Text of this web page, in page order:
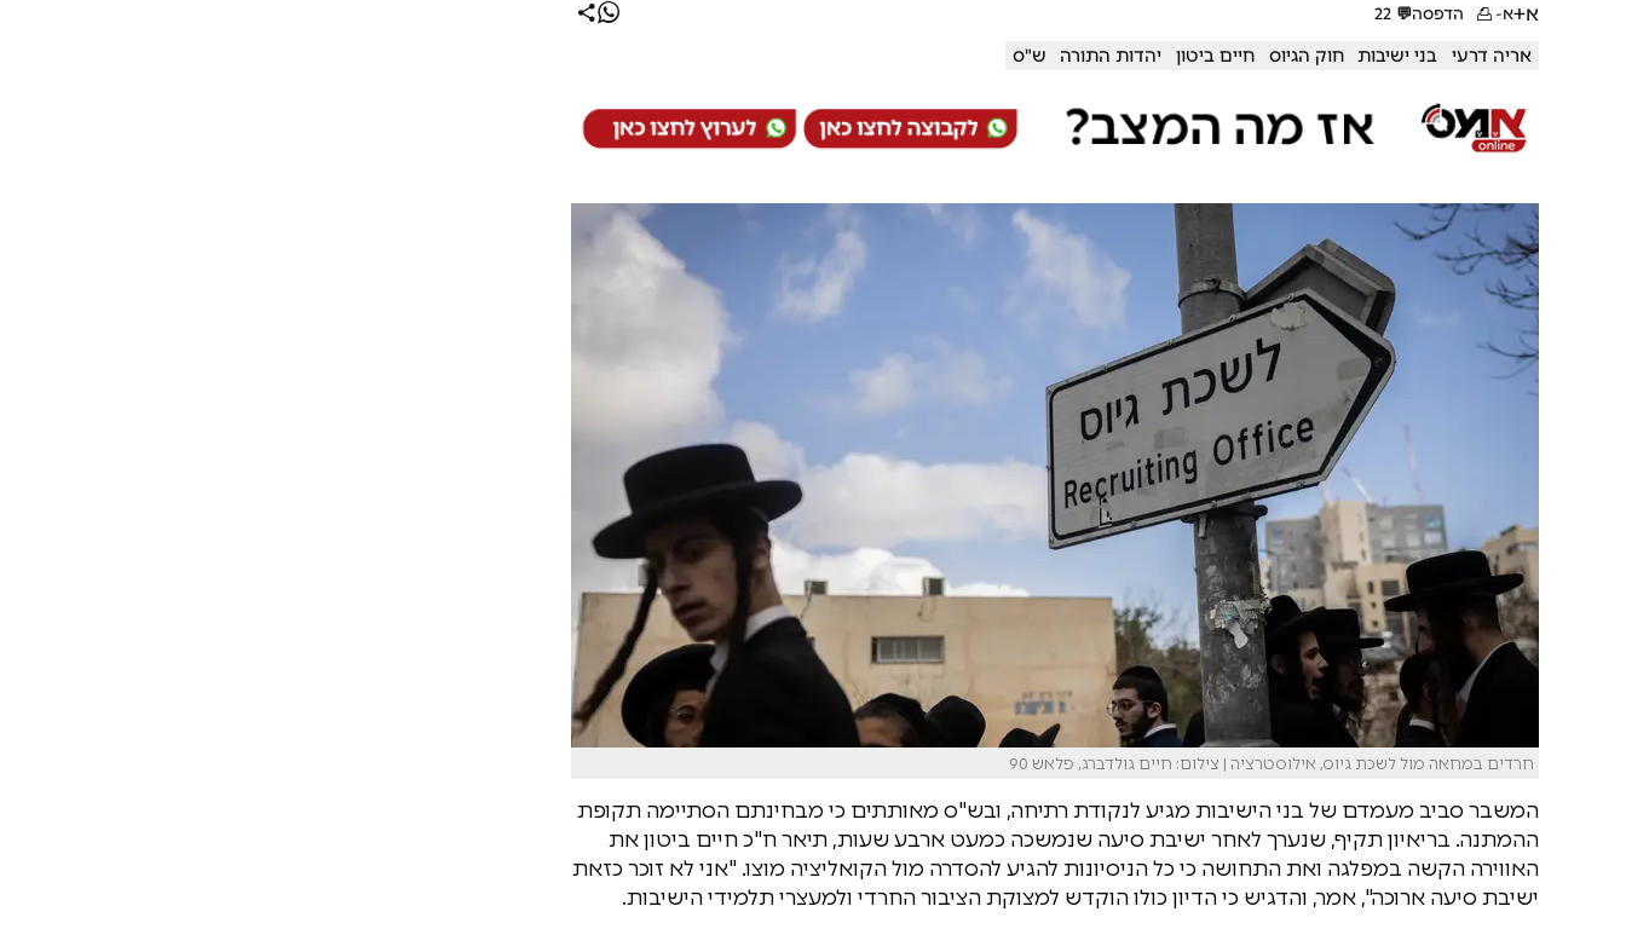
א+א- הדפסה💬
22
אריה דרעי בני ישיבות חוק הגיוס חיים ביטון יהדות התורה ש"ס
חרדים במחאה מול לשכת גיוס, אילוסטרציה | צילום: חיים גולדברג, פלאש 90
המשבר סביב מעמדם של בני הישיבות מגיע לנקודת רתיחה, ובש"ס מאותתים כי מבחינתם הסתיימה תקופת
ההמתנה. בריאיון תקיף, שנערך לאחר ישיבת סיעה שנמשכה כמעט ארבע שעות, תיאר ח"כ חיים ביטון את
האווירה הקשה במפלגה ואת התחושה כי כל הניסיונות להגיע להסדרה מול הקואליציה מוצו. "אני לא זוכר כזאת
ישיבת סיעה ארוכה", אמר, והדגיש כי הדיון כולו הוקדש למצוקת הציבור החרדי ולמעצרי תלמידי הישיבות.